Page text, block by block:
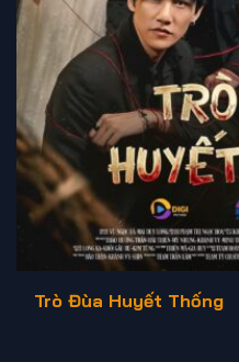
Trò Đùa Huyết Thống